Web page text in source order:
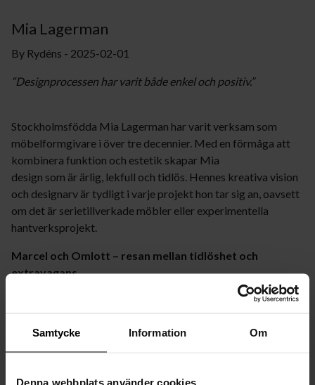
Samtycke Information Om
Denna webbplats använder cookies
Mia Lagerman
By Rydéns - 2025-02-01
“Designprocessen har varit både enkel och positiv.”
Stockholmsfödda Mia Lagerman har varit verksam som
möbelformgivare i över tre decennier. Med en förmåga att
kombinera funktion och estetik skapar Mia
design som är ärlig, lekfull och tidlös. Hennes kreativa vision
och designarv är tydligt i varje projekt hon tar sig an, oavsett
om det är serietillverkade möbler eller experimentella
hantverksprojekt.
Marcel och Omlott – resan mellan tidlöshet och
extravagans
Marcel är en hyllning till Mias signaturstil, där harmonisk
som inkluderar en bords-, golv och taklampa, kännetecknas
av rena linjer, mjuka geometriska former och exklusiva